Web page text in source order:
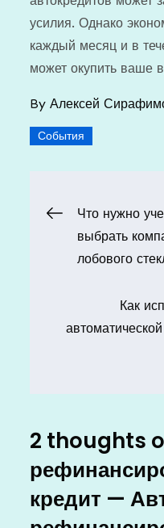
усилия. Однако
каждый месяц и в
может окупить ваше
ByАлексей
События
по
Что нужно
выбрать
лобового
Как
2 thoughts
кредит —